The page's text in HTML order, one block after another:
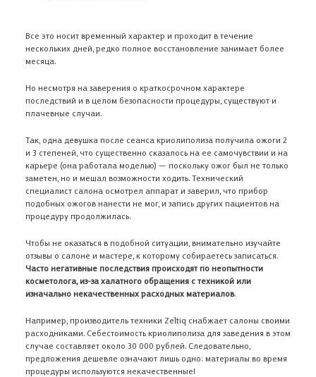
Все это носит временный характер и проходит в течение
нескольких дней, редко полное восстановление занимает более
месяца.
Но несмотря на заверения о краткосрочном характере
последствий и в целом безопасности процедуры, существуют и
плачевные случаи.
Так, одна девушка после сеанса криолиполиза получила ожоги 2
и 3 степеней, что существенно сказалось на ее самочувствии и на
карьере (она работала моделью) — поскольку ожог был не только
заметен, но и мешал возможности ходить. Технический
специалист салона осмотрел аппарат и заверил, что прибор
подобных ожогов нанести не мог, и запись других пациентов на
процедуру продолжилась.
Чтобы не оказаться в подобной ситуации, внимательно изучайте
отзывы о салоне и мастере, к которому собираетесь записаться.
Часто негативные последствия происходят по неопытности
косметолога, из-за халатного обращения с техникой или
изначально некачественных расходных материалов.
Например, производитель техники Zeltiq снабжает салоны своими
расходниками. Себестоимость криолиполиза для заведения в этом
случае составляет около 30 000 рублей. Следовательно,
предложения дешевле означают лишь одно: материалы во время
процедуры используются некачественные!